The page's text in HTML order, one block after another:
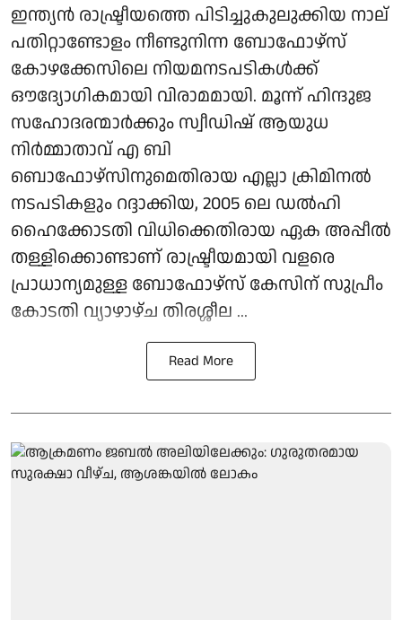
ഇന്ത്യൻ രാഷ്ട്രീയത്തെ പിടിച്ചുകുലുക്കിയ നാല്
പതിറ്റാണ്ടോളം നീണ്ടുനിന്ന ബോഫോഴ്സ്
കോഴക്കേസിലെ നിയമനടപടികൾക്ക്
ഔദ്യോഗികമായി വിരാമമായി. മൂന്ന് ഹിന്ദുജ
സഹോദരന്മാർക്കും സ്വീഡിഷ് ആയുധ
നിർമ്മാതാവ് എ ബി
ബൊഫോഴ്‌സിനുമെതിരായ എല്ലാ ക്രിമിനൽ
നടപടികളും റദ്ദാക്കിയ, 2005 ലെ ഡൽഹി
ഹൈക്കോടതി വിധിക്കെതിരായ ഏക അപ്പീൽ
തള്ളിക്കൊണ്ടാണ് രാഷ്ട്രീയമായി വളരെ
പ്രാധാന്യമുള്ള ബോഫോഴ്‌സ് കേസിന് സുപ്രീം
കോടതി വ്യാഴാഴ്ച തിരശ്ശീല ...
Read More